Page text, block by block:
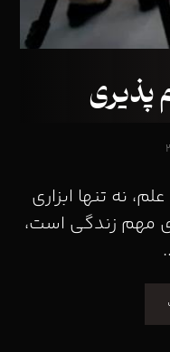
پذیری
نه تنها ابزاری
مهم زندگی است،